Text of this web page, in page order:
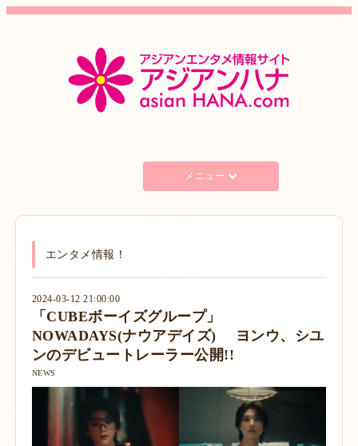
メニュー
エンタメ情報！
2024-03-12 21:00:00
「CUBEボーイズグループ」
NOWADAYS(ナウアデイズ) ヨンウ、シユ
ンのデビュートレーラー公開!!
NEWS